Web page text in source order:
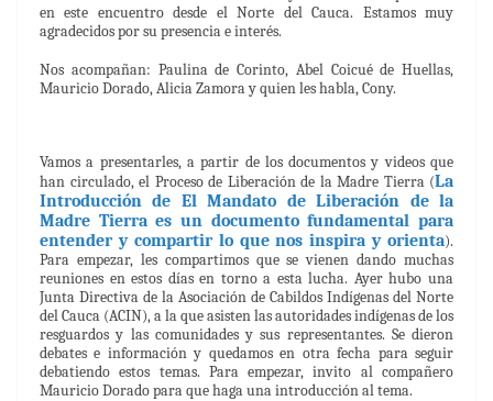
en este encuentro desde el Norte del Cauca. Estamos muy
agradecidos por su presencia e interés.
Nos acompañan: Paulina de Corinto, Abel Coicué de Huellas,
Mauricio Dorado, Alicia Zamora y quien les habla, Cony.
Vamos a presentarles, a partir de los documentos y videos que
han circulado, el Proceso de Liberación de la Madre Tierra (La
Introducción de El Mandato de Liberación de la
Madre Tierra es un documento fundamental para
entender y compartir lo que nos inspira y orienta).
Para empezar, les compartimos que se vienen dando muchas
reuniones en estos días en torno a esta lucha. Ayer hubo una
Junta Directiva de la Asociación de Cabildos Indígenas del Norte
del Cauca (ACIN), a la que asisten las autoridades indígenas de los
resguardos y las comunidades y sus representantes. Se dieron
debates e información y quedamos en otra fecha para seguir
debatiendo estos temas. Para empezar, invito al compañero
Mauricio Dorado para que haga una introducción al tema.